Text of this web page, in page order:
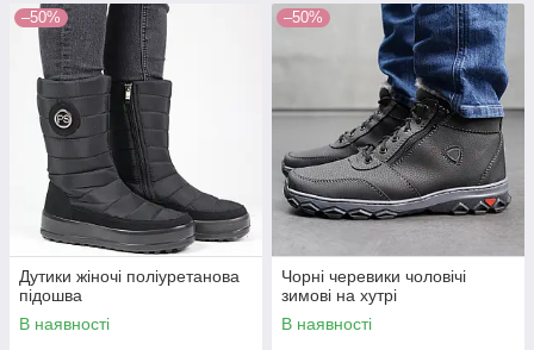
–50%
Дутики жіночі поліуретанова
підошва
В наявності
–50%
Чорні черевики чоловічі
зимові на хутрі
В наявності